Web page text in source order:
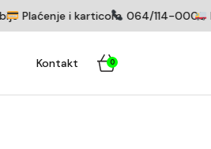
Plaćenje i karticom064/114-0005
Kontakt 0